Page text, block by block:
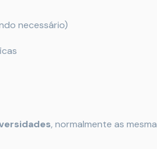
necessário)
, normalmente as